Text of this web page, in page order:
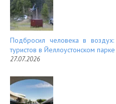
Подбросил человека в
туристов в Йеллоустонском парке
27.07.2026